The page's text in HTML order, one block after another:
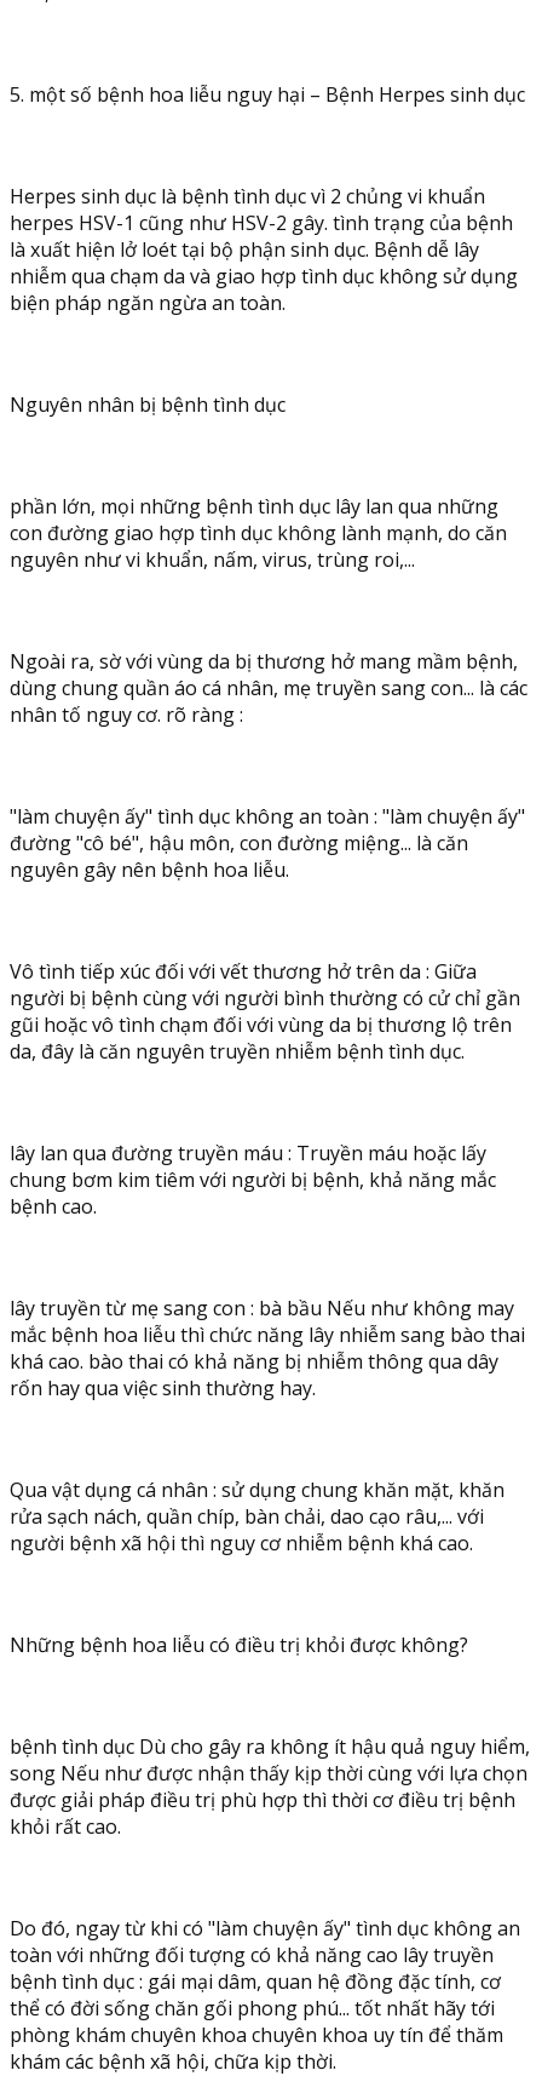
5. một số bệnh hoa liễu nguy hại – Bệnh Herpes sinh dục
Herpes sinh dục là bệnh tình dục vì 2 chủng vi khuẩn
herpes HSV-1 cũng như HSV-2 gây. tình trạng của bệnh
là xuất hiện lở loét tại bộ phận sinh dục. Bệnh dễ lây
nhiễm qua chạm da và giao hợp tình dục không sử dụng
biện pháp ngăn ngừa an toàn.
Nguyên nhân bị bệnh tình dục
phần lớn, mọi những bệnh tình dục lây lan qua những
con đường giao hợp tình dục không lành mạnh, do căn
nguyên như vi khuẩn, nấm, virus, trùng roi,...
Ngoài ra, sờ với vùng da bị thương hở mang mầm bệnh,
dùng chung quần áo cá nhân, mẹ truyền sang con... là các
nhân tố nguy cơ. rõ ràng :
"làm chuyện ấy" tình dục không an toàn : "làm chuyện ấy"
đường "cô bé", hậu môn, con đường miệng... là căn
nguyên gây nên bệnh hoa liễu.
Vô tình tiếp xúc đối với vết thương hở trên da : Giữa
người bị bệnh cùng với người bình thường có cử chỉ gần
gũi hoặc vô tình chạm đối với vùng da bị thương lộ trên
da, đây là căn nguyên truyền nhiễm bệnh tình dục.
lây lan qua đường truyền máu : Truyền máu hoặc lấy
chung bơm kim tiêm với người bị bệnh, khả năng mắc
bệnh cao.
lây truyền từ mẹ sang con : bà bầu Nếu như không may
mắc bệnh hoa liễu thì chức năng lây nhiễm sang bào thai
khá cao. bào thai có khả năng bị nhiễm thông qua dây
rốn hay qua việc sinh thường hay.
Qua vật dụng cá nhân : sử dụng chung khăn mặt, khăn
rửa sạch nách, quần chíp, bàn chải, dao cạo râu,... với
người bệnh xã hội thì nguy cơ nhiễm bệnh khá cao.
Những bệnh hoa liễu có điều trị khỏi được không?
bệnh tình dục Dù cho gây ra không ít hậu quả nguy hiểm,
song Nếu như được nhận thấy kịp thời cùng với lựa chọn
được giải pháp điều trị phù hợp thì thời cơ điều trị bệnh
khỏi rất cao.
Do đó, ngay từ khi có "làm chuyện ấy" tình dục không an
toàn với những đối tượng có khả năng cao lây truyền
bệnh tình dục : gái mại dâm, quan hệ đồng đặc tính, cơ
thể có đời sống chăn gối phong phú... tốt nhất hãy tới
phòng khám chuyên khoa chuyên khoa uy tín để thăm
khám các bệnh xã hội, chữa kịp thời.